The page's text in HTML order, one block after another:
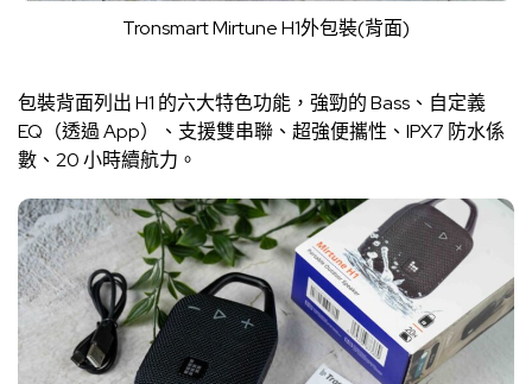
Tronsmart Mirtune H1外包裝(背面)
包裝背面列出 H1 的六大特色功能，強勁的 Bass、自定義
EQ（透過 App）、支援雙串聯、超強便攜性、IPX7 防水係
數、20 小時續航力。